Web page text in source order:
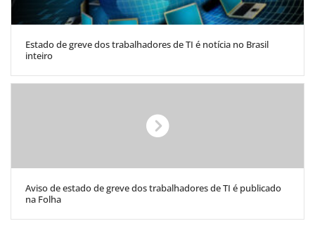
Estado de greve dos trabalhadores de TI é notícia no Brasil
inteiro
Aviso de estado de greve dos trabalhadores de TI é publicado
na Folha